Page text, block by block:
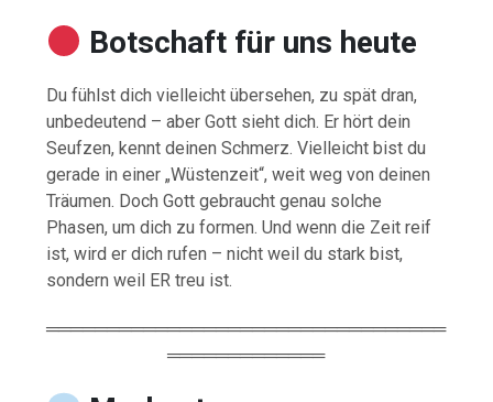
Botschaft für uns heute
Du fühlst dich vielleicht übersehen, zu spät dran,
unbedeutend – aber Gott sieht dich. Er hört dein
Seufzen, kennt deinen Schmerz. Vielleicht bist du
gerade in einer „Wüstenzeit“, weit weg von deinen
Träumen. Doch Gott gebraucht genau solche
Phasen, um dich zu formen. Und wenn die Zeit reif
ist, wird er dich rufen – nicht weil du stark bist,
sondern weil ER treu ist.
═════════════════════════════════
═════════════